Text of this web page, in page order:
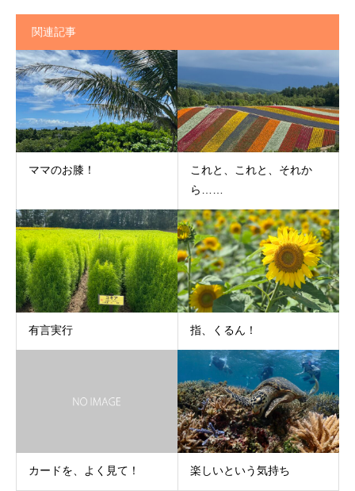
関連記事
ママのお膝！
これと、これと、それか
ら……
有言実行 指、くるん！
カードを、よく見て！ 楽しいという気持ち